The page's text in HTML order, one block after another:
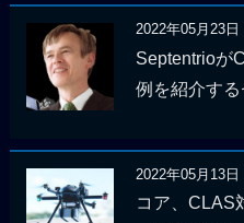
2022年05月23日
Septentrioが
例を紹介す
2022年05月13日
コア、CLAS